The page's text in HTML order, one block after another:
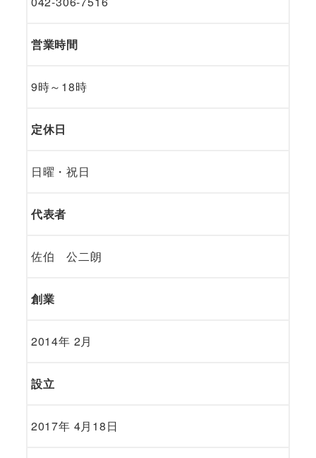
営業時間
9時～18時
定休日
日曜・祝日
代表者
佐伯 公二朗
創業
2014年 2月
設立
2017年 4月18日